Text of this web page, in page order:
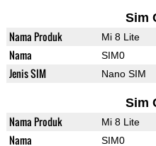
Sim
Nama Produk Mi 8 Lite
Nama SIM0
Jenis SIM Nano SIM
Sim
Nama Produk Mi 8 Lite
Nama SIM0